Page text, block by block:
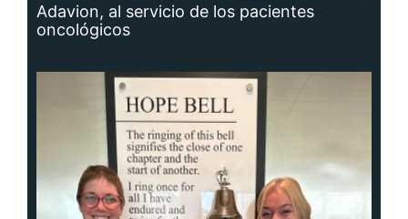
Adavion, al servicio de los pacientes
oncológicos